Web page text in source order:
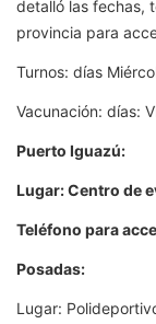
detalló las fechas,
provincia para
Turnos: días
Vacunación: días:
Puerto Iguazú:
Lugar: Centro de
Teléfono para
Posadas:
Lugar: